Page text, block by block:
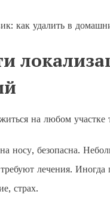
на любом участке
носу, безопасна.
лечения. Иногда
страх.